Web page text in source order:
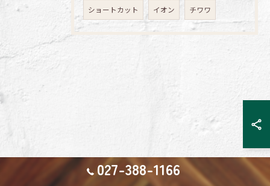
ショートカット イオン チワワ
027-388-1166